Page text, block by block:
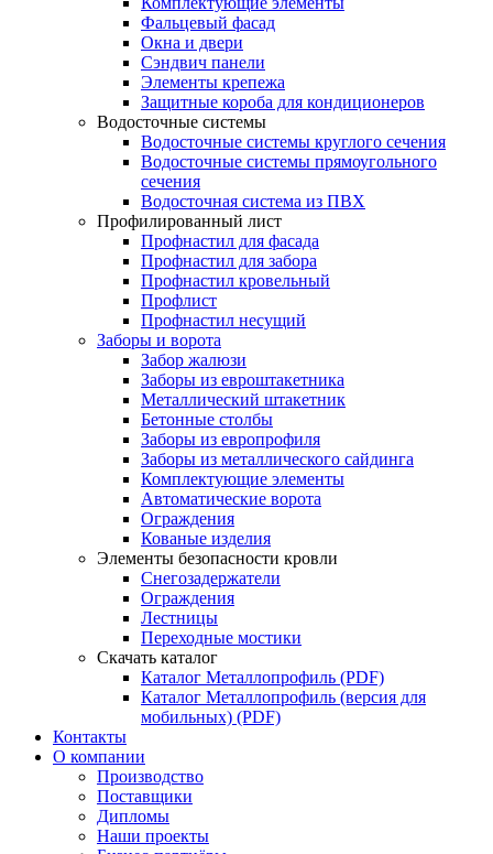
Фальцевый фасад
Окна и двери
Сэндвич панели
Элементы крепежа
Защитные короба для кондиционеров
Водосточные системы
Водосточные системы круглого сечения
Водосточные системы прямоугольного
сечения
Водосточная система из ПВХ
Профилированный лист
Профнастил для фасада
Профнастил для забора
Профнастил кровельный
Профлист
Профнастил несущий
Заборы и ворота
Забор жалюзи
Заборы из евроштакетника
Металлический штакетник
Бетонные столбы
Заборы из европрофиля
Заборы из металлического сайдинга
Комплектующие элементы
Автоматические ворота
Ограждения
Кованые изделия
Элементы безопасности кровли
Снегозадержатели
Ограждения
Лестницы
Переходные мостики
Скачать каталог
Каталог Металлопрофиль (PDF)
Каталог Металлопрофиль (версия для
мобильных) (PDF)
Контакты
О компании
Производство
Поставщики
Дипломы
Наши проекты